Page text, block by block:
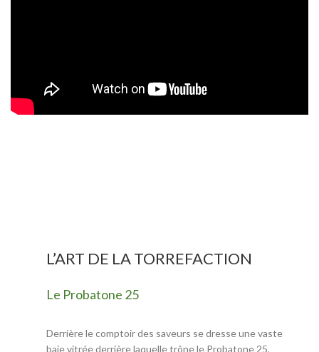
L’ART DE LA TORREFACTION
Le Probatone 25
Derrière le comptoir des saveurs se dresse une vaste
baie vitrée derrière laquelle trône le Probatone 25,